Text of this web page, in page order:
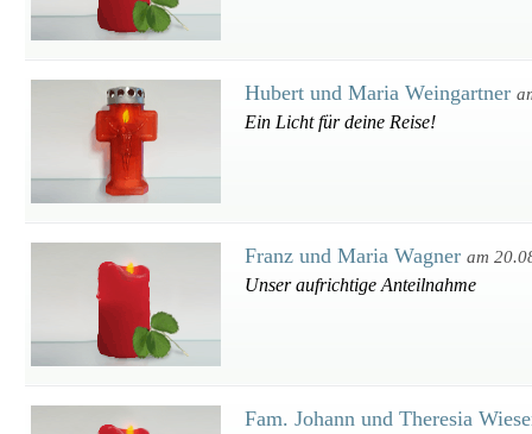
Hubert und Maria Weingartner
Ein Licht für deine Reise!
Franz und Maria Wagner am
Unser aufrichtige Anteilnahme
Fam. Johann und Theresia